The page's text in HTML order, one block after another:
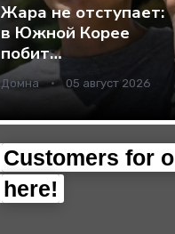
Жара не отступает:
в Южной Корее
побит
температурный
рекорд за всю
историю
Наука.
Домна 05 август 2026
Customers for
here!